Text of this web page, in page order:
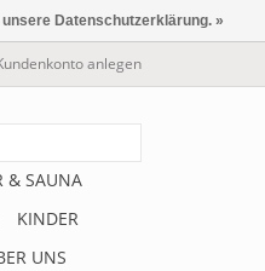
anlegen
& SAUNA
KINDER
UNS
Datenschutzerklärung. »